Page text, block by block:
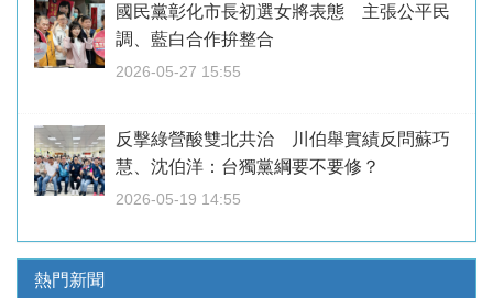
國民黨彰化市長初選女將表態 主張公平民
調、藍白合作拚整合
2026-05-27 15:55
反擊綠營酸雙北共治 川伯舉實績反問蘇巧
慧、沈伯洋：台獨黨綱要不要修？
2026-05-19 14:55
熱門新聞